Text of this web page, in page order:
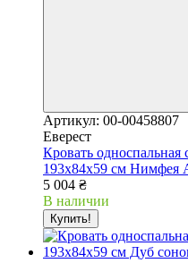
Артикул: 00-00458807
Еверест
Кровать
193х84х59 см Нимфея
5 004 ₴
В наличии
Купить!